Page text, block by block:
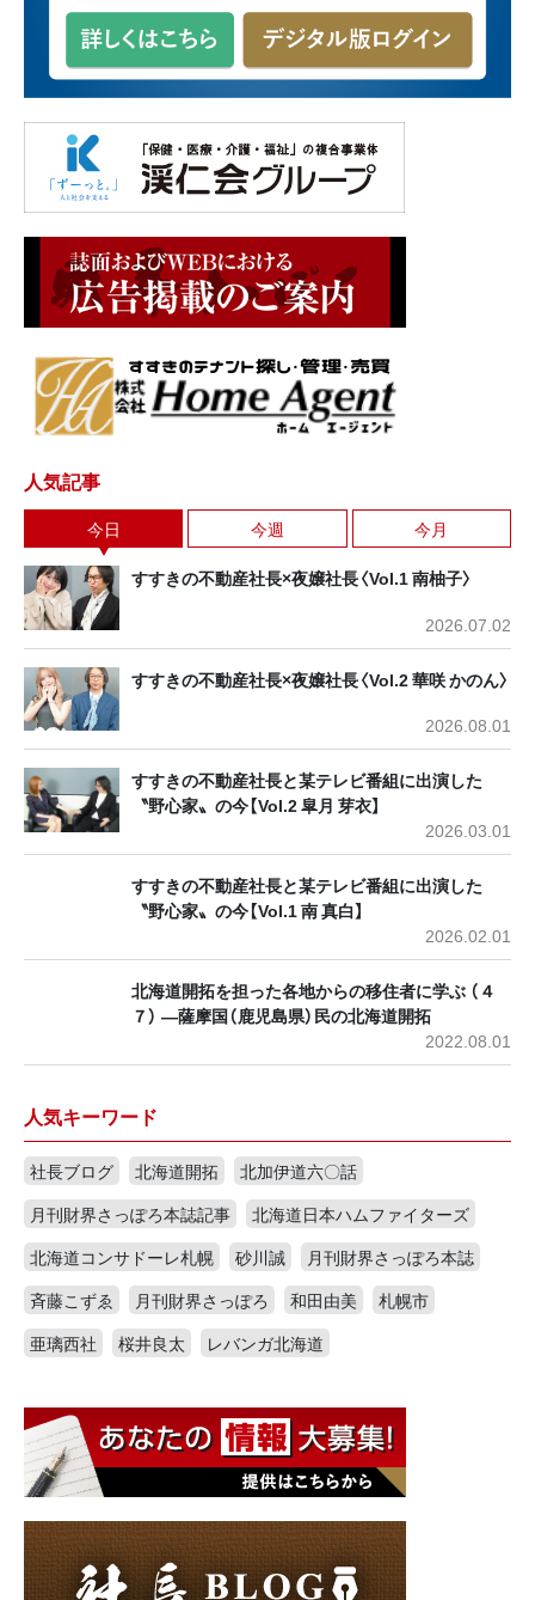
人気記事
今日 今週 今月
すすきの不動産社長×夜嬢社長〈Vol.1 南柚子〉
2026.07.02
すすきの不動産社長×夜嬢社長〈Vol.2 華咲 かのん〉
2026.08.01
すすきの不動産社長と某テレビ番組に出演した
〝野心家〟の今【Vol.2 皐月 芽衣】
2026.03.01
すすきの不動産社長と某テレビ番組に出演した
〝野心家〟の今【Vol.1 南 真白】
2026.02.01
北海道開拓を担った各地からの移住者に学ぶ （４
７） ―薩摩国（鹿児島県）民の北海道開拓
2022.08.01
人気キーワード
社長ブログ 北海道開拓
北加伊道六〇話
月刊財界さっぽろ本誌記事
北海道日本ハムファイターズ
北海道コンサドーレ札幌
砂川誠
月刊財界さっぽろ本誌
斉藤こずゑ
月刊財界さっぽろ 和田由美
札幌市
亜璃西社
桜井良太 レバンガ北海道